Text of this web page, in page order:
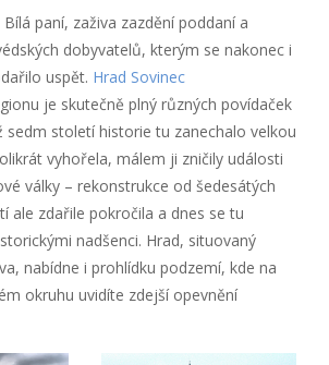
paní, zaživa zazdění poddaní a
dobyvatelů, kterým se nakonec i
uspět. Hrad Sovinec
je skutečně plný různých povídaček
sedm století historie tu zanechalo velkou
vyhořela, málem ji zničily události
války – rekonstrukce od šedesátých
ale zdařile pokročila a dnes se tu
nadšenci. Hrad, situovaný
nabídne i prohlídku podzemí, kde na
okruhu uvidíte zdejší opevnění